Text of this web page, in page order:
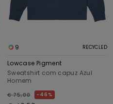
9 RECYCLED
Lowcase Pigment
Sweatshirt com capuz Azul
Homem
€ 75,00 46%